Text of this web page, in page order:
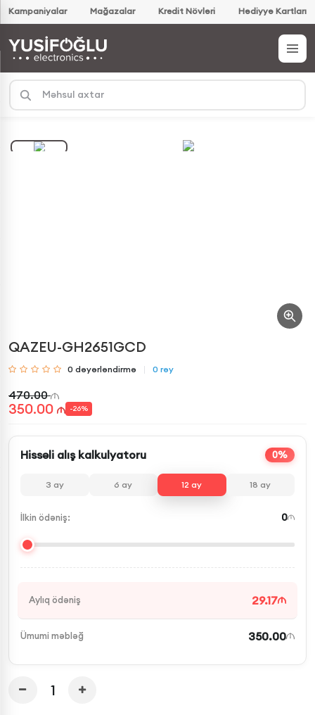
Kampaniyalar Mağazalar Kredit Növləri Hədiyyə Kartları
QAZEU-GH2651GCD
0 dəyərləndirmə 0 rəy
470.00
350.00 -26%
Hissəli alış kalkulyatoru 0%
3 ay 6 ay 12 ay 18 ay
İlkin ödəniş: 0
Aylıq ödəniş 29.17
Ümumi məbləğ 350.00